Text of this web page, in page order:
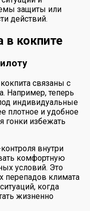
защиты или
действий.
в кокпите
связаны с
Например, теперь
индивидуальные
плотное и удобное
гонки избежать
внутри
комфортную
условий. Это
перепадов климата
когда
жизненно